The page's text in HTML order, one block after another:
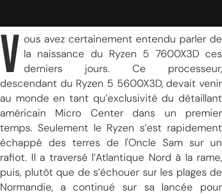
V ous avez certainement entendu parler de
la naissance du Ryzen 5 7600X3D ces
derniers jours. Ce processeur,
descendant du Ryzen 5 5600X3D, devait venir
au monde en tant qu’exclusivité du détaillant
américain Micro Center dans un premier
temps. Seulement le Ryzen s’est rapidement
échappé des terres de l'Oncle Sam sur un
rafiot. Il a traversé l’Atlantique Nord à la rame,
puis, plutôt que de s’échouer sur les plages de
Normandie, a continué sur sa lancée pour